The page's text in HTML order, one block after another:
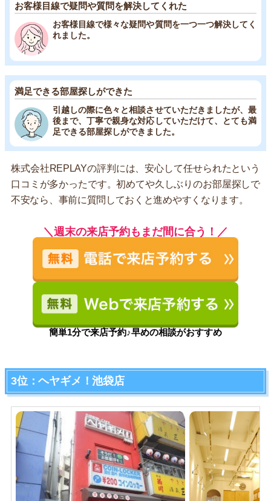
お客様目線で疑問や質問を解決してくれた
お客様目線で様々な疑問や質問を一つ一つ解決してく
れました。
満足できる部屋探しができた
引越しの際に色々と相談させていただきましたが、最
後まで、丁寧で親身な対応していただけて、とても満
足できる部屋探しができました。
株式会社REPLAYの評判には、安心して任せられたという
口コミが多かったです。初めてや久しぶりのお部屋探しで
不安なら、事前に質問しておくと進めやすくなります。
＼週末の来店予約もまだ間に合う！／
簡単1分で来店予約♪早めの相談がおすすめ
3位：ヘヤギメ！池袋店